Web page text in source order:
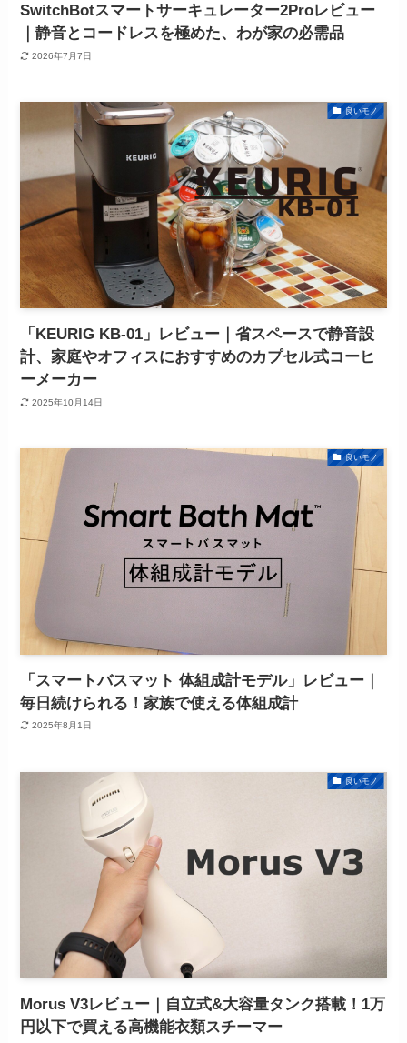
SwitchBotスマートサーキュレーター2Proレビュー
｜静音とコードレスを極めた、わが家の必需品
2026年7月7日
良いモノ
「KEURIG KB-01」レビュー｜省スペースで静音設
計、家庭やオフィスにおすすめのカプセル式コーヒ
ーメーカー
2025年10月14日
良いモノ
「スマートバスマット 体組成計モデル」レビュー｜
毎日続けられる！家族で使える体組成計
2025年8月1日
良いモノ
Morus V3レビュー｜自立式&大容量タンク搭載！1万
円以下で買える高機能衣類スチーマー